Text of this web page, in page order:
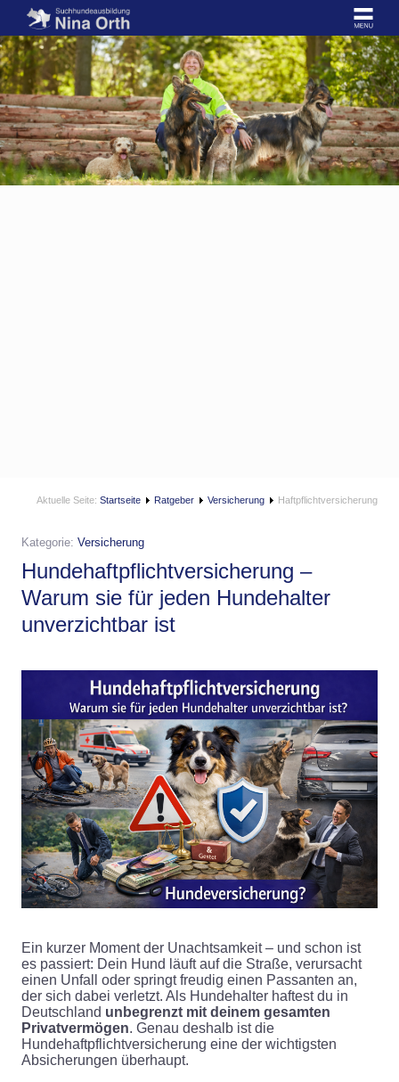
Aktuelle Seite: Startseite Ratgeber Versicherung Haftpflichtversicherung
Kategorie: Versicherung
Hundehaftpflichtversicherung –
Warum sie für jeden Hundehalter
unverzichtbar ist
Ein kurzer Moment der Unachtsamkeit – und schon ist
es passiert: Dein Hund läuft auf die Straße, verursacht
einen Unfall oder springt freudig einen Passanten an,
der sich dabei verletzt. Als Hundehalter haftest du in
Deutschland unbegrenzt mit deinem gesamten
Privatvermögen. Genau deshalb ist die
Hundehaftpflichtversicherung eine der wichtigsten
Absicherungen überhaupt.